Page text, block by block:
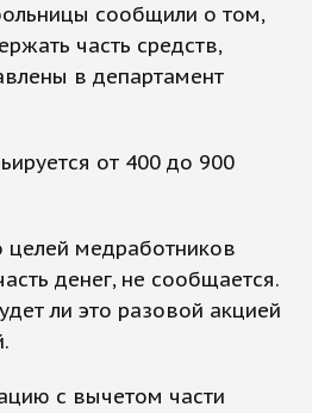
сообщили о том,
часть средств,
в департамент
от 400 до 900
целей медработников
денег, не сообщается.
ли это разовой акцией
с вычетом части